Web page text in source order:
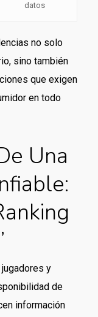
datos
no solo
sino también
que exigen
en todo
Una
y
de
información